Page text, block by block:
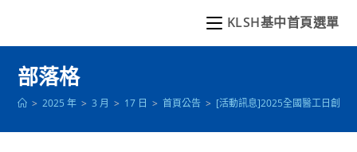
KLSH基中首頁選單
部落格
> 2025 年 > 3 月 > 17 日 > 首頁公告 > [活動訊息]2025全國醫工日創新